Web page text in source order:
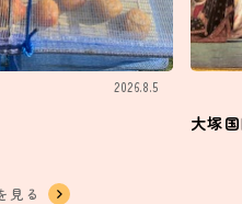
2026.8.5
大塚
見る